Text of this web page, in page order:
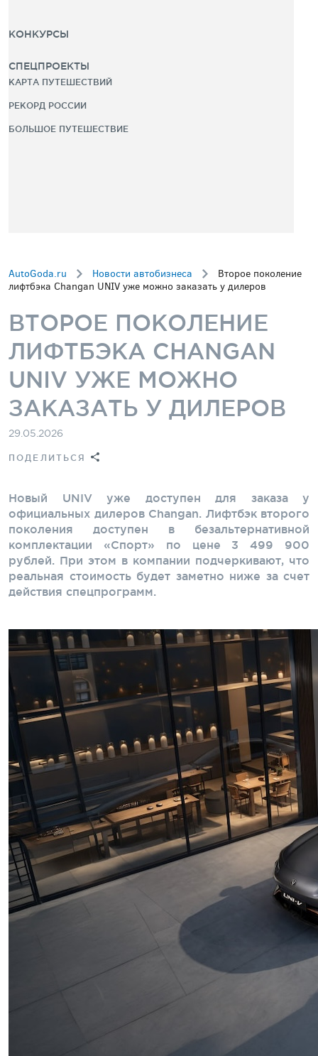
КОНКУРСЫ
СПЕЦПРОЕКТЫ
КАРТА ПУТЕШЕСТВИЙ
РЕКОРД РОССИИ
БОЛЬШОЕ ПУТЕШЕСТВИЕ
AutoGoda.ru Новости автобизнеса
Второе поколение
лифтбэка Changan UNIV уже можно заказать у дилеров
ВТОРОЕ ПОКОЛЕНИЕ
ЛИФТБЭКА CHANGAN
UNIV УЖЕ МОЖНО
ЗАКАЗАТЬ У ДИЛЕРОВ
29.05.2026
ПОДЕЛИТЬСЯ
Новый UNIV уже доступен для заказа у
официальных дилеров Changan. Лифтбэк второго
поколения доступен в безальтернативной
комплектации «Спорт» по цене 3 499 900
рублей. При этом в компании подчеркивают, что
реальная стоимость будет заметно ниже за счет
действия спецпрограмм.